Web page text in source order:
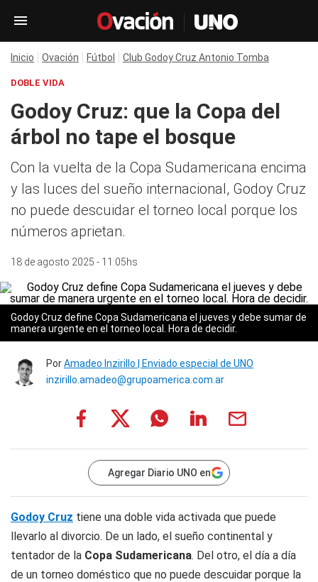
Inicio Ovación Fútbol Club Godoy Cruz Antonio Tomba
DOBLE VIDA
Godoy Cruz: que la Copa del
árbol no tape el bosque
Con la vuelta de la Copa Sudamericana encima
y las luces del sueño internacional, Godoy Cruz
no puede descuidar el torneo local porque los
números aprietan.
18 de agosto 2025 - 11:05hs
Godoy Cruz define Copa Sudamericana el jueves y debe sumar de
manera urgente en el torneo local. Hora de decidir.
PorAmadeo Inzirillo | Enviado especial de UNO
inzirillo.amadeo@grupoamerica.com.ar
Agregar Diario UNO en
Godoy Cruz tiene una doble vida activada que puede
llevarlo al divorcio. De un lado, el sueño continental y
tentador de la Copa Sudamericana. Del otro, el día a día
de un torneo doméstico que no puede descuidar porque la